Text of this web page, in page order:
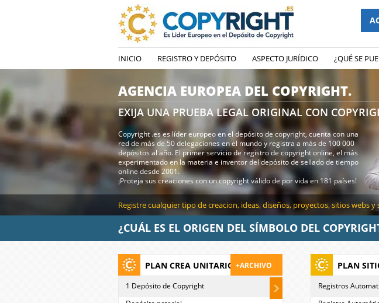
INICIO REGISTRO Y DEPÓSITO ASPECTO JURÍDICO ¿QUÉ SE
Registre cualquier tipo de creacion, ideas, diseños, proyectos, sitios webs
AGENCIA EUROPEA DEL COPYRIGHT.
EXIJA UNA PRUEBA LEGAL ORIGINAL CON
Copyright .es es líder europeo en el depósito de copyright, cuenta con una
red de más de 50 delegaciones en el mundo y registra a más de 100 000
depósitos al año. El primer servicio de registro de copyright online, el más
experimentado en la materia e inventor del depósito de sellado de tiempo
online desde 2001.
¡Proteja sus creaciones con un copyright válido de por vida en 181 países!
¿CUÁL ES EL ORIGEN DEL SÍMBOLO DEL
PLAN CREA UNITARIO +ARCHIVO
1 Depósito de Copyright
PLAN
Registros